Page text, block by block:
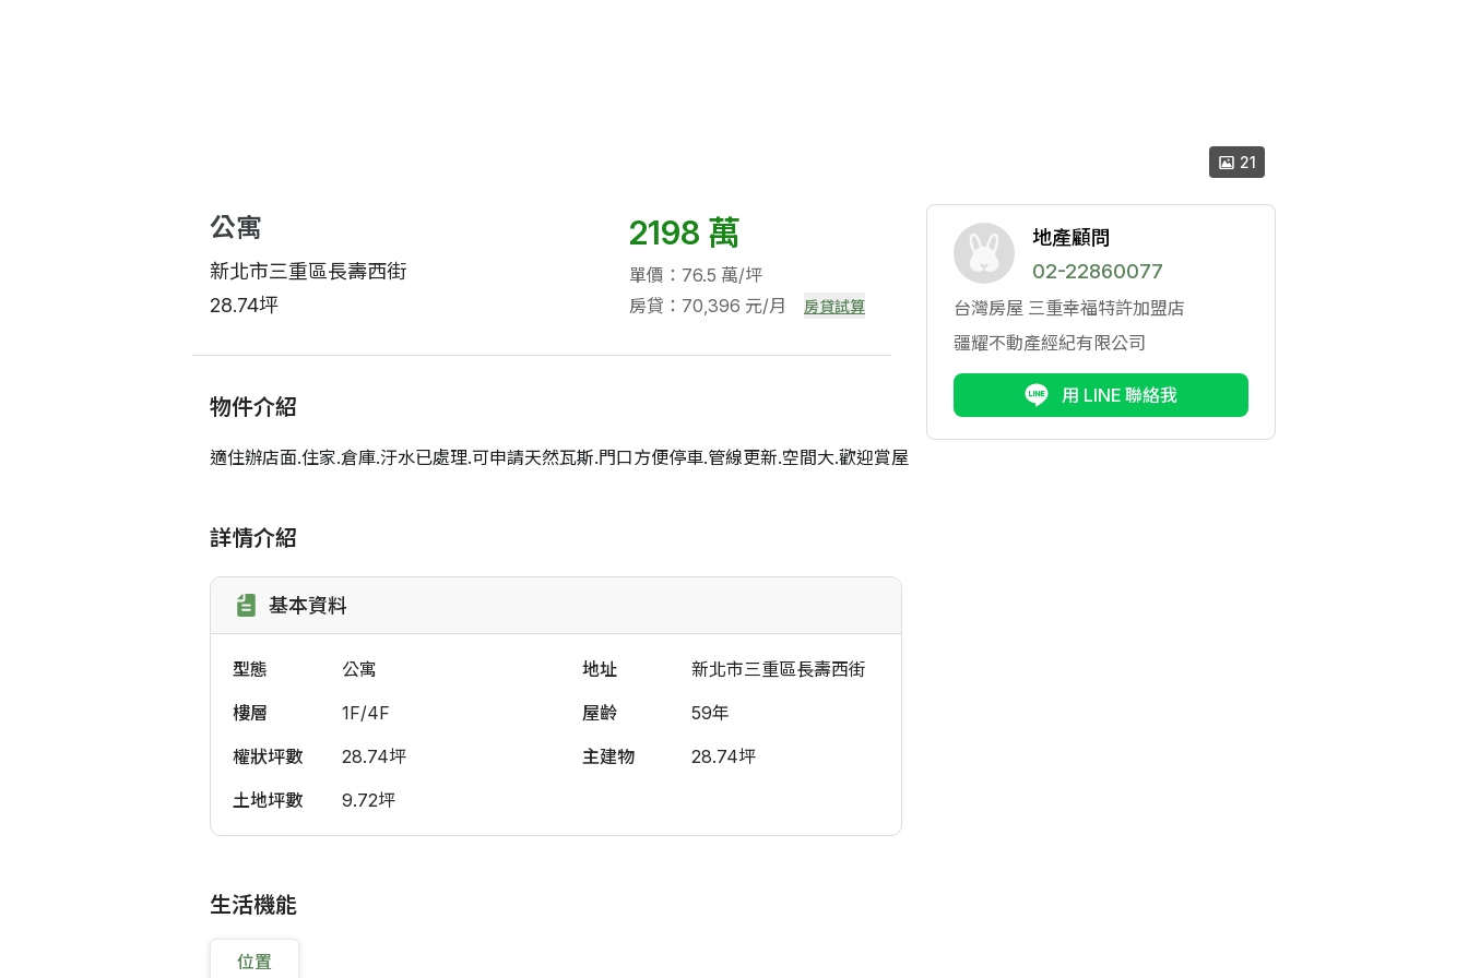
21
公寓
新北市三重區長壽西街
28.74坪
2198 萬
單價：76.5 萬/坪
房貸：70,396 元/月
房貸試算
物件介紹
適住辦店面.住家.倉庫.汙水已處理.可申請天然瓦斯.門口方便停車.管線更新.空間大.歡迎賞屋
詳情介紹
基本資料
型態 公寓 地址
新北市三重區長壽西街
樓層
1F/4F 屋齡
59年
權狀坪數
28.74坪 主建物
28.74坪
土地坪數
9.72坪
地產顧問
02-22860077
台灣房屋 三重幸福特許加盟店
疆耀不動產經紀有限公司
用 LINE 聯絡我
生活機能
位置